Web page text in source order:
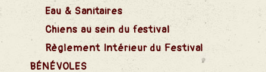
Eau & Sanitaires
Chiens au sein du festival
Règlement Intérieur du Festival
BÉNÉVOLES